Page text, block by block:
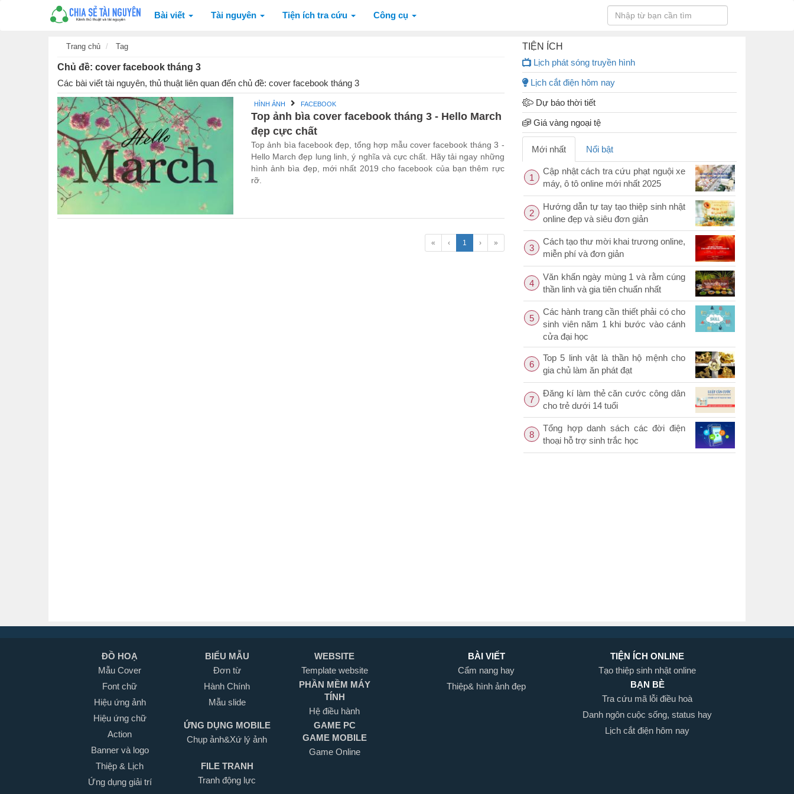
Bài viết Tài nguyên Tiện ích tra cứu Công cụ
Trang chủ Tag
Chủ đề: cover facebook tháng 3
Các bài viết tài nguyên, thủ thuật liên quan đến chủ đề: cover facebook tháng 3
HÌNH ẢNH FACEBOOK
Top ảnh bìa cover facebook tháng 3 - Hello March
đẹp cực chất
Top ảnh bìa facebook đẹp, tổng hợp mẫu cover facebook tháng 3 -
Hello March đẹp lung linh, ý nghĩa và cực chất. Hãy tải ngay những
hình ảnh bìa đẹp, mới nhất 2019 cho facebook của bạn thêm rực
rỡ.
« ‹ 1 › »
TIỆN ÍCH
Lịch phát sóng truyền hình
Lịch cắt điện hôm nay
Dự báo thời tiết
Giá vàng ngoại tệ
Mới nhất Nổi bật
1
Cập nhật cách tra cứu phạt nguội xe
máy, ô tô online mới nhất 2025
2
Hướng dẫn tự tay tạo thiệp sinh nhật
online đẹp và siêu đơn giản
3
Cách tạo thư mời khai trương online,
miễn phí và đơn giản
4
Văn khấn ngày mùng 1 và rằm cúng
thần linh và gia tiên chuẩn nhất
5
Các hành trang cần thiết phải có cho
sinh viên năm 1 khi bước vào cánh
cửa đại học
6
Top 5 linh vật là thần hộ mệnh cho
gia chủ làm ăn phát đạt
7
Đăng kí làm thẻ căn cước công dân
cho trẻ dưới 14 tuổi
8
Tổng hợp danh sách các đời điện
thoại hỗ trợ sinh trắc học
ĐỒ HOẠ
Mẫu Cover
Font chữ
Hiệu ứng ảnh
Hiệu ứng chữ
Action
Banner và logo
Thiệp & Lịch
Ứng dụng giải trí
BIỂU MẪU
Đơn từ
Hành Chính
Mẫu slide
WEBSITE
Template website
PHẦN MỀM MÁY
TÍNH
Hệ điều hành
ỨNG DỤNG MOBILE
Chụp ảnh&Xứ lý ảnh
GAME PC
GAME MOBILE
Game Online
FILE TRANH
Tranh động lực
BÀI VIẾT
Cẩm nang hay
Thiệp& hình ảnh đẹp
TIỆN ÍCH ONLINE
Tạo thiệp sinh nhật online
BẠN BÈ
Tra cứu mã lỗi điều hoà
Danh ngôn cuộc sống, status hay
Lịch cắt điện hôm nay